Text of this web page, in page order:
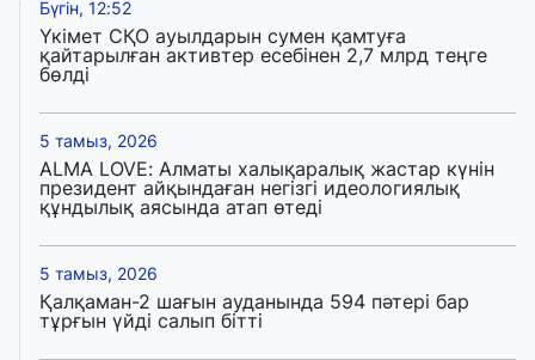
Бүгін, 12:52
Үкімет СҚО ауылдарын сумен қамтуға
қайтарылған активтер есебінен 2,7 млрд теңге
бөлді
5 тамыз, 2026
ALMA LOVE: Алматы халықаралық жастар күнін
президент айқындаған негізгі идеологиялық
құндылық аясында атап өтеді
5 тамыз, 2026
Қалқаман-2 шағын ауданында 594 пәтері бар
тұрғын үйді салып бітті